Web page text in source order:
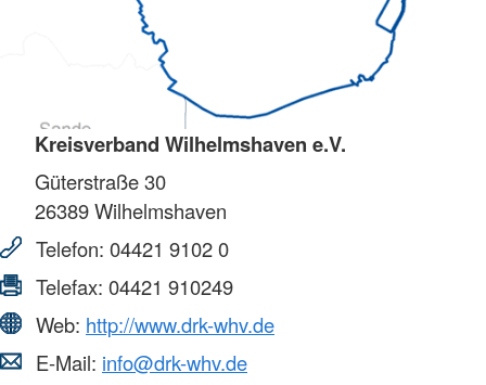
Kreisverband Wilhelmshaven e.V.
Güterstraße 30
26389Wilhelmshaven
Telefon: 04421 9102 0
Telefax: 04421 910249
Web: http://www.drk-whv.de
E-Mail: info@drk-whv.de